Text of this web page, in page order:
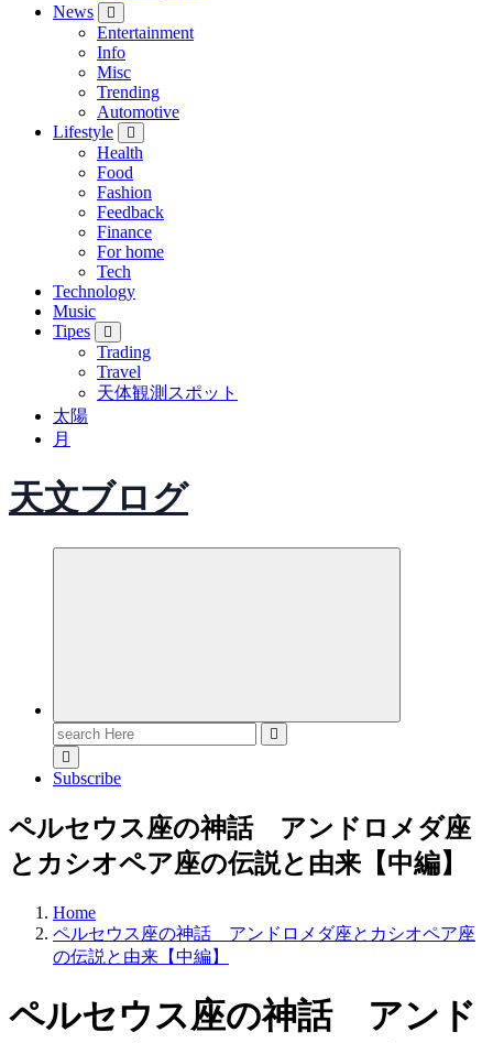
News
Entertainment
Info
Misc
Trending
Automotive
Lifestyle
Health
Food
Fashion
Feedback
Finance
For home
Tech
Technology
Music
Tipes
Trading
Travel
天体観測スポット
太陽
月
天文ブログ
Search
for:
Subscribe
ペルセウス座の神話 アンドロメダ座
とカシオペア座の伝説と由来【中編】
Home
ペルセウス座の神話 アンドロメダ座とカシオペア座
の伝説と由来【中編】
ペルセウス座の神話 アンド